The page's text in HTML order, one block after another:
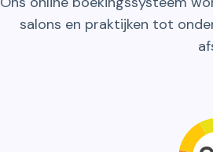
salons en praktijken tot